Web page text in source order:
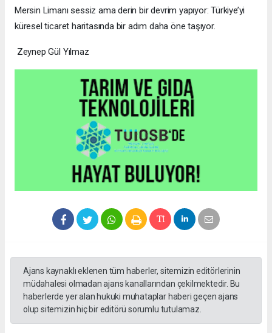
Mersin Limanı sessiz ama derin bir devrim yapıyor: Türkiye’yi
küresel ticaret haritasında bir adım daha öne taşıyor.
Zeynep Gül Yılmaz
Ajans kaynaklı eklenen tüm haberler, sitemizin editörlerinin
müdahalesi olmadan ajans kanallarından çekilmektedir. Bu
haberlerde yer alan hukuki muhataplar haberi geçen ajans
olup sitemizin hiç bir editörü sorumlu tutulamaz.